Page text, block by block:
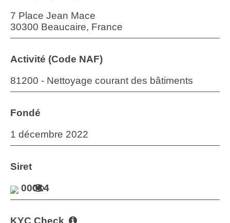
7 Place Jean Mace
30300 Beaucaire, France
Activité (Code NAF)
81200 - Nettoyage courant des bâtiments
Fondé
1 décembre 2022
Siret
00014
KYC Check